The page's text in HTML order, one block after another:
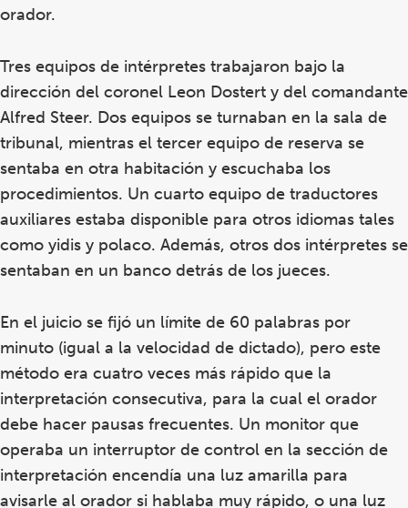
orador.
Tres equipos de intérpretes trabajaron bajo la
dirección del coronel Leon Dostert y del comandante
Alfred Steer. Dos equipos se turnaban en la sala de
tribunal, mientras el tercer equipo de reserva se
sentaba en otra habitación y escuchaba los
procedimientos. Un cuarto equipo de traductores
auxiliares estaba disponible para otros idiomas tales
como yidis y polaco. Además, otros dos intérpretes se
sentaban en un banco detrás de los jueces.
En el juicio se fijó un límite de 60 palabras por
minuto (igual a la velocidad de dictado), pero este
método era cuatro veces más rápido que la
interpretación consecutiva, para la cual el orador
debe hacer pausas frecuentes. Un monitor que
operaba un interruptor de control en la sección de
interpretación encendía una luz amarilla para
avisarle al orador si hablaba muy rápido, o una luz